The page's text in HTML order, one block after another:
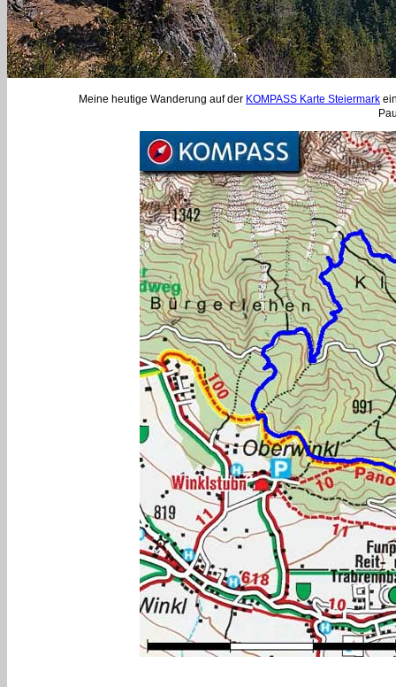
Meine heutige Wanderung auf der KOMPASS Karte Steiermark